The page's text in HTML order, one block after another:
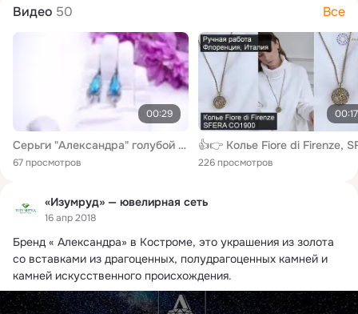
Видео 50 Все
00:29
Серьги "Александра" голубой топаз посеребрение красивые скань филигрань 3894 Хорошие Вещи
67 просмотров
00:17
226 просмотров
«Изумруд» — ювелирная сеть
16 апр 2018
Бренд « Александра» в Костроме, это украшения из золота
со вставками из драгоценных, полудрагоценных камней и
камней искусственного происхождения.